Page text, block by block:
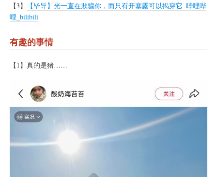
【3】
【毕导】光一直在欺骗你，而只有开塞露可以揭穿它_哔哩哔
哩_bilibili
有趣的事情
【1】真的是猪……